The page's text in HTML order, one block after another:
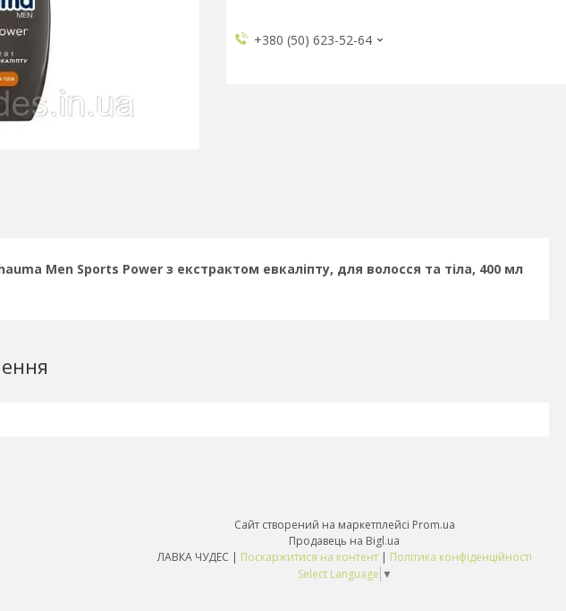
+380 (50) 623-52-64
Men Sports Power з екстрактом евкаліпту, для волосся та тіла, 400 мл
Сайт створений на маркетплейсі Prom.ua
Продавець на Bigl.ua
ЛАВКА ЧУДЕС | Поскаржитися на контент | Політика конфіденційності
Select Language ▼